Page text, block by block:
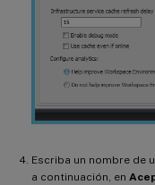
Escriba un nombre de
a continuación, en